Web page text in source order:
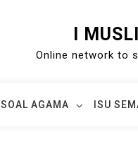
I
Online network to
SOAL AGAMA ISU